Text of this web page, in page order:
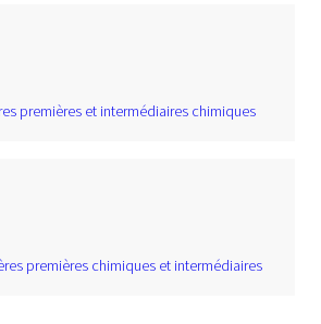
premières et intermédiaires chimiques
premières chimiques et intermédiaires